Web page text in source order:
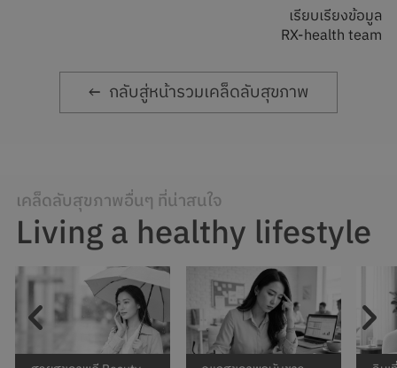
เรียบเรียงข้อมูล
RX-health team
กลับสู่หน้ารวมเคล็ดลับสุขภาพ
เคล็ดลับสุขภาพอื่นๆ ที่น่าสนใจ
Living a healthy lifestyle